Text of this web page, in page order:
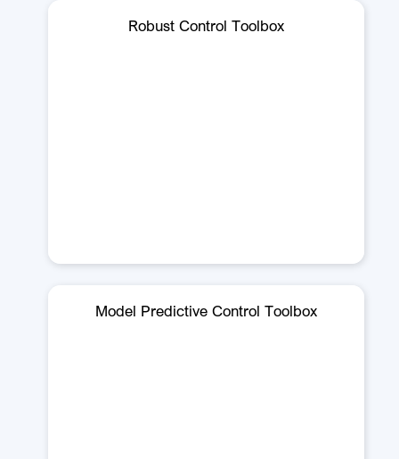
Robust Control Toolbox
Model Predictive Control Toolbox